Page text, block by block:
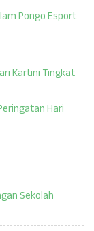
Pongo Esport
Kartini Tingkat
Hari
Sekolah